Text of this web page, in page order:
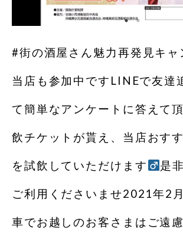
#街の酒屋さん魅力再発見キャ
当店も参加中ですLINEで友達
て簡単なアンケートに答えて
飲チケットが貰え、当店おす
を試飲していただけます‍ 是
ご利用くださいませ2021年2
車でお越しのお客さまはご遠